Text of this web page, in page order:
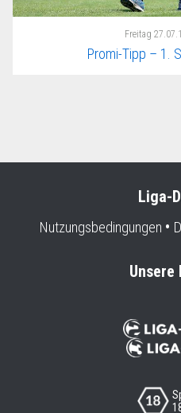
Freitag
Promi-Tipp – 1.
Liga-
Nutzungsbedingungen
Unsere